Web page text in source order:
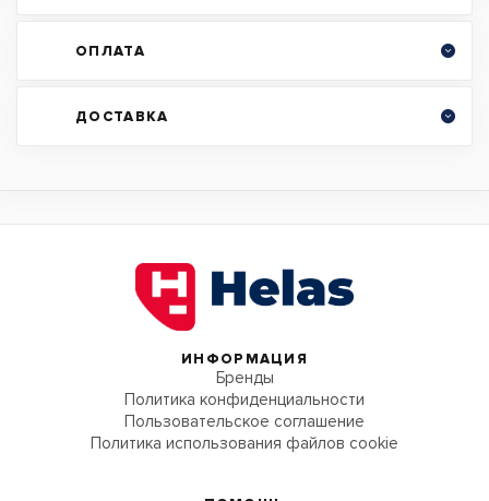
ОПЛАТА
ДОСТАВКА
ИНФОРМАЦИЯ
Бренды
Политика конфиденциальности
Пользовательское соглашение
Политика использования файлов cookie